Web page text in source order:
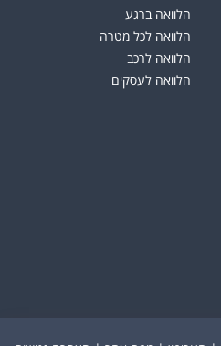
הלוואה ברגע
הלוואה לכל מטרה
הלוואה לרכב
הלוואה לעסקים